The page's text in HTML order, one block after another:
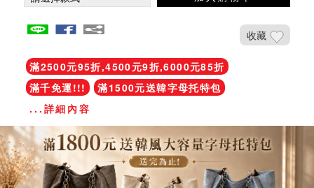
收藏
滿2500元95折,4500元9折,6000元85折
滿千免運!!!
滿1500元送韓字母托特包
...詳細內容